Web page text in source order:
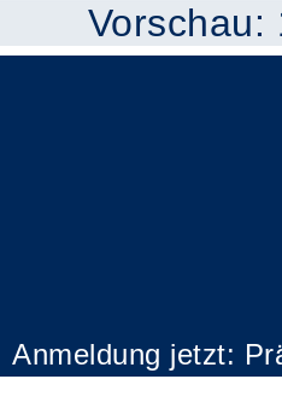
Vorschau:
Anmeldung jetzt: